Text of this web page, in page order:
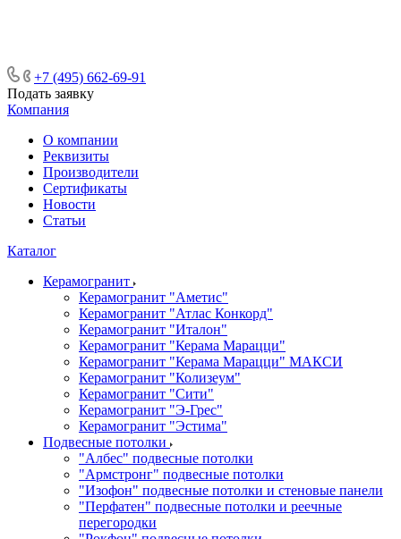
+7 (495) 662-69-91
Подать заявку
Компания
О компании
Реквизиты
Производители
Сертификаты
Новости
Статьи
Каталог
Керамогранит
Керамогранит "Аметис"
Керамогранит "Атлас Конкорд"
Керамогранит "Италон"
Керамогранит "Керама Марацци"
Керамогранит "Керама Марацци" МАКСИ
Керамогранит "Колизеум"
Керамогранит "Сити"
Керамогранит "Э-Грес"
Керамогранит "Эстима"
Подвесные потолки
"Албес" подвесные потолки
"Армстронг" подвесные потолки
"Изофон" подвесные потолки и стеновые панели
"Перфатен" подвесные потолки и реечные
перегородки